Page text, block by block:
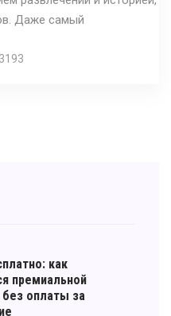
Даже самый
как
премиальной
оплаты за